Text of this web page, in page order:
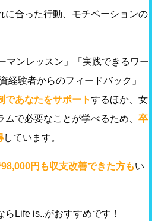
に合った行動、モチベーションの
マンレッスン」「実践できるワー
経験者からのフィードバック」
であなたをサポートするほか、女
で必要なことが学べるため、 卒
しています。
円も収支改善できた方もい
Life is..がおすすめです！